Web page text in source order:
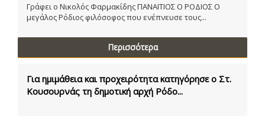
Γράφει ο Νικολός Φαρμακίδης ΠΑΝΑΙΤΙΟΣ Ο ΡΟΔΙΟΣ Ο
μεγάλος Ρόδιος φιλόσοφος που ενέπνευσε τους...
Περισσότερα
Για ημιμάθεια και προχειρότητα κατηγόρησε ο Στ.
Κουσουρνάς τη δημοτική αρχή Ρόδο...